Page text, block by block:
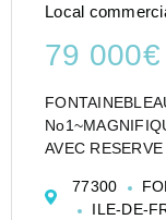
Local
79 000€
AVEC
1643 TTC /
77300
ILE-DE-